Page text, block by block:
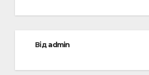
Відadmin